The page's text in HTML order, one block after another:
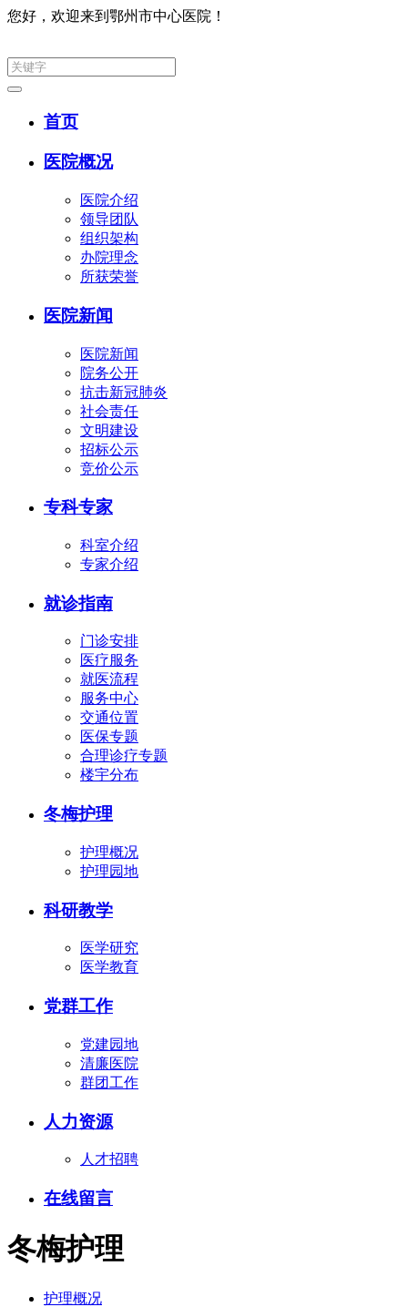
您好，欢迎来到鄂州市中心医院！
首页
医院概况
医院介绍
领导团队
组织架构
办院理念
所获荣誉
医院新闻
医院新闻
院务公开
抗击新冠肺炎
社会责任
文明建设
招标公示
竞价公示
专科专家
科室介绍
专家介绍
就诊指南
门诊安排
医疗服务
就医流程
服务中心
交通位置
医保专题
合理诊疗专题
楼宇分布
冬梅护理
护理概况
护理园地
科研教学
医学研究
医学教育
党群工作
党建园地
清廉医院
群团工作
人力资源
人才招聘
在线留言
冬梅护理
护理概况